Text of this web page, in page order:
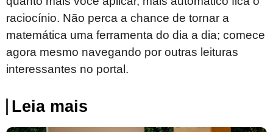
raciocínio. Não perca a chance de tornar a
matemática uma ferramenta do dia a dia; comece
agora mesmo navegando por outras leituras
interessantes no portal.
Leia mais